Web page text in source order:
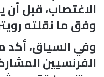
الاغتصاب، قبل أن
وفق ما نقلته
وفي السياق، أكد
الفرنسيين